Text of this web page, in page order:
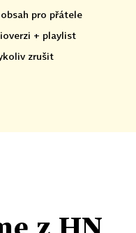
pro přátele
+ playlist
zrušit